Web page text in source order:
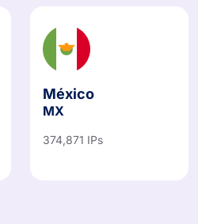
México
MX
374,871 IPs